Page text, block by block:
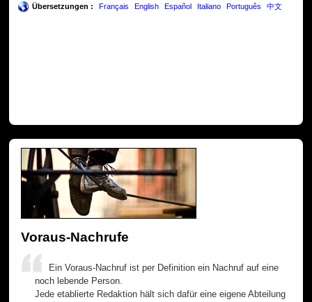
Übersetzungen : Français English Español Italiano Português 中文
Voraus-Nachrufe
Ein Voraus-Nachruf ist per Definition ein Nachruf auf eine
noch lebende Person.
Jede etablierte Redaktion hält sich dafür eine eigene Abteilung